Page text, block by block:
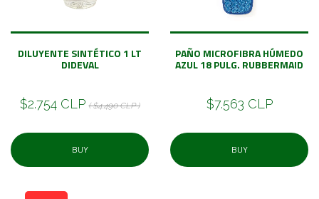
DILUYENTE SINTÉTICO 1 LT
DIDEVAL
$2.754 CLP ( $4.490 CLP )
BUY
PAÑO MICROFIBRA HÚMEDO
AZUL 18 PULG. RUBBERMAID
$7.563 CLP
BUY